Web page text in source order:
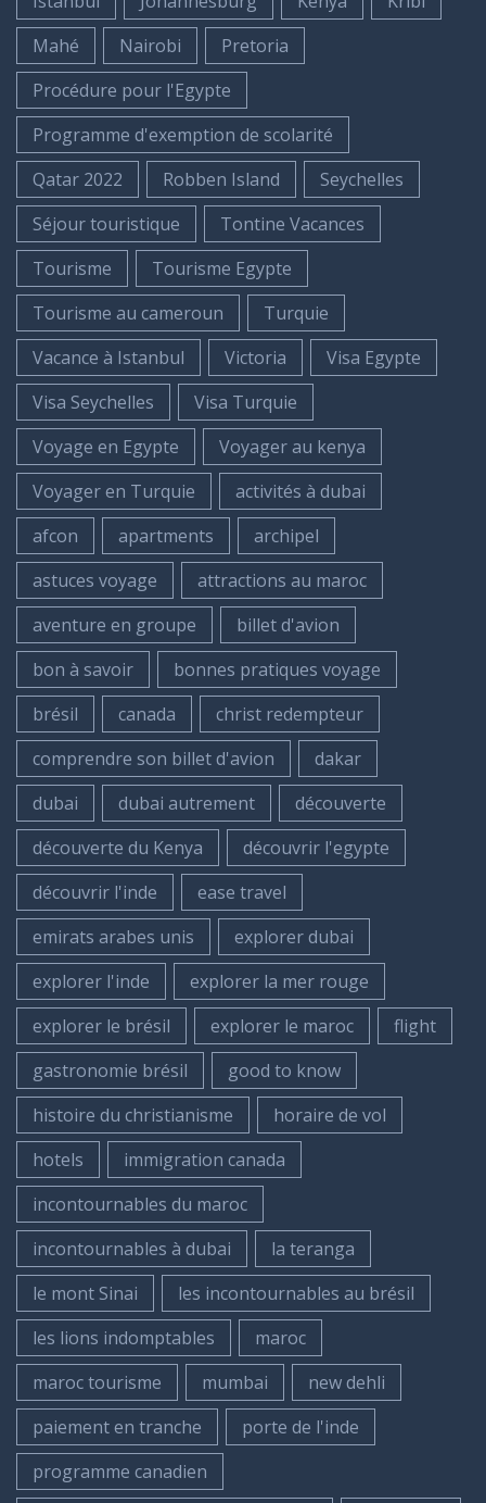
Mahé
Nairobi
Pretoria
Procédure pour l'Egypte
Programme d'exemption de scolarité
Qatar 2022
Robben Island
Seychelles
Séjour touristique
Tontine Vacances
Tourisme
Tourisme Egypte
Tourisme au cameroun
Turquie
Vacance à Istanbul
Victoria
Visa Egypte
Visa Seychelles
Visa Turquie
Voyage en Egypte
Voyager au kenya
Voyager en Turquie
activités à dubai
afcon
apartments
archipel
astuces voyage
attractions au maroc
aventure en groupe
billet d'avion
bon à savoir
bonnes pratiques voyage
brésil
canada
christ redempteur
comprendre son billet d'avion
dakar
dubai
dubai autrement
découverte
découverte du Kenya
découvrir l'egypte
découvrir l'inde
ease travel
emirats arabes unis
explorer dubai
explorer l'inde
explorer la mer rouge
explorer le brésil
explorer le maroc
flight
gastronomie brésil
good to know
histoire du christianisme
horaire de vol
hotels
immigration canada
incontournables du maroc
incontournables à dubai
la teranga
le mont Sinai
les incontournables au brésil
les lions indomptables
maroc
maroc tourisme
mumbai
new dehli
paiement en tranche
porte de l'inde
programme canadien